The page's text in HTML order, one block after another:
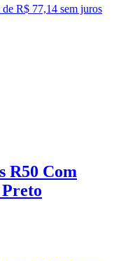
de R$ 77,14 sem juros
R50 Com